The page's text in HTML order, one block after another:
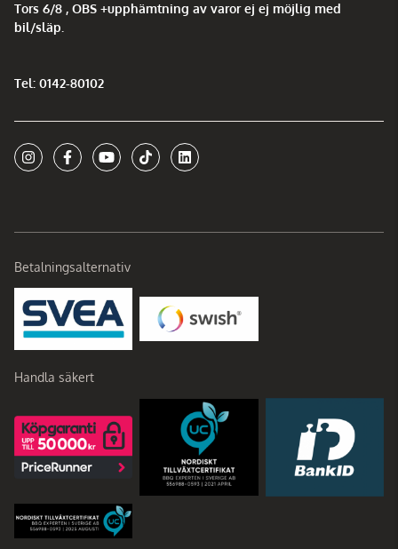
Tors 6/8 , OBS +upphämtning av varor ej ej möjlig med
bil/släp.
Tel: 0142-80102
Betalningsalternativ
Handla säkert